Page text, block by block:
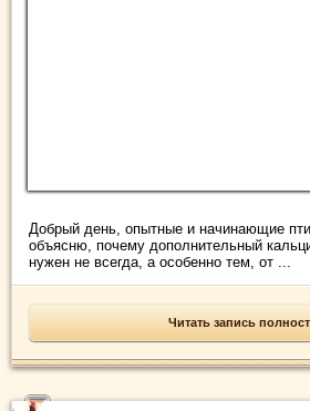
Добрый день, опытные и начинающие
объясню, почему дополнительный
нужен не всегда, а особенно тем, от ...
Читать запись